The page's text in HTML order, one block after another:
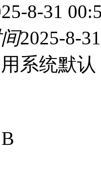
8-31
2025-8-
系统默认